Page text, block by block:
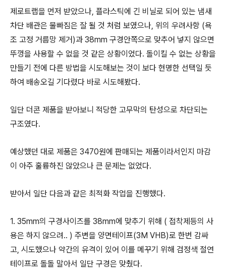
제로트랩을 먼저 받았으나, 플라스틱에 긴 비닐로 되어 있는 냄새
차단 배관은 물빠짐은 잘 될 것 처럼 보였으나, 위의 우려사항 (욕
조 고정 거름망 제거)과 38mm 구경안쪽으로 맞추어 넣지 않으면
뚜껑을 사용할 수 없을 것 같은 상황이었다. 돌이킬 수 없는 상황을
만들기 전에 다른 방법을 시도해보는 것이 보다 현명한 선택일 듯
하여 배송오길 기다렸다 바로 시도해봤다.
일단 더콘 제품을 받아보니 적당한 고무막의 탄성으로 차단되는
구조였다.
예상했던 대로 제품은 3470원에 판매되는 제품이라서인지 마감
이 아주 훌륭하진 않았으나 큰 문제는 없었다.
받아서 일단 다음과 같은 최적화 작업을 진행했다.
1. 35mm의 구경사이즈를 38mm에 맞추기 위해 ( 접착제등의 사
용은 하지 않으려.. ) 주변을 양면테이프(3M VHB)로 한번 감싸
고, 시도했으나 약간의 유격이 있어 이를 메꾸기 위해 검정색 절연
테이프로 돌돌 말아서 일단 구경은 맞췄다.